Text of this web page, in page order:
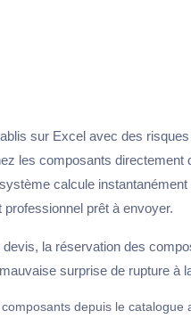
sur Excel avec des
les composants
calcule
professionnel prêt à envoyer.
devis, la réservation des
surprise de rupture à
depuis le catalogue